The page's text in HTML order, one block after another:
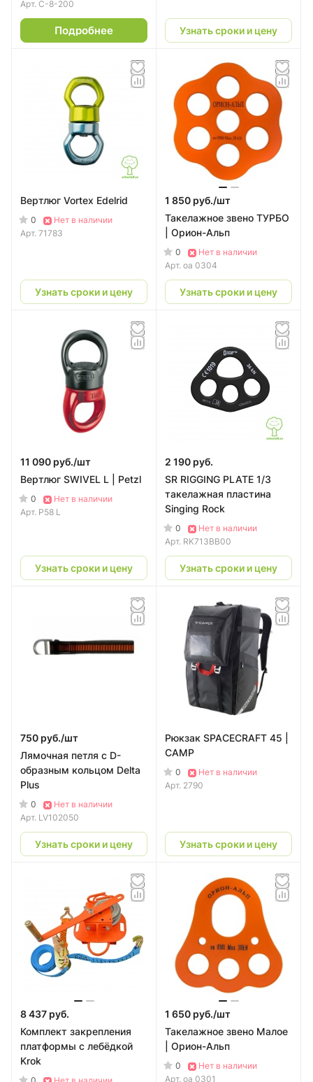
Арт. С-8-200
Подробнее Узнать сроки и цену
Вертлюг Vortex Edelrid
0
Нет в наличии
Арт. 71783
Узнать сроки и цену
1 850 руб./шт
Такелажное звено ТУРБО
| Орион-Альп
0
Нет в наличии
Арт. оа 0304
Узнать сроки и цену
11 090 руб./шт
Вертлюг SWIVEL L | Petzl
0
Нет в наличии
Арт. P58 L
Узнать сроки и цену
2 190 руб.
SR RIGGING PLATE 1/3
такелажная пластина
Singing Rock
0
Нет в наличии
Арт. RK713BB00
Узнать сроки и цену
750 руб./шт
Лямочная петля с D-
образным кольцом Delta
Plus
0
Нет в наличии
Арт. LV102050
Узнать сроки и цену
Рюкзак SPACECRAFT 45 |
CAMP
0
Нет в наличии
Арт. 2790
Узнать сроки и цену
8 437 руб.
Комплект закрепления
платформы с лебёдкой
Krok
0
1 650 руб./шт
Такелажное звено Малое
| Орион-Альп
0
Нет в наличии
Арт. оа 0301